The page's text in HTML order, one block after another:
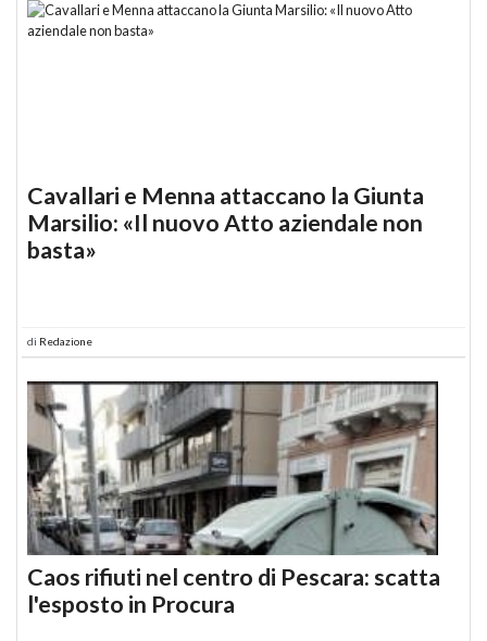
Cavallari e Menna attaccano la Giunta
Marsilio: «Il nuovo Atto aziendale non
basta»
di Redazione
Caos rifiuti nel centro di Pescara: scatta
l'esposto in Procura